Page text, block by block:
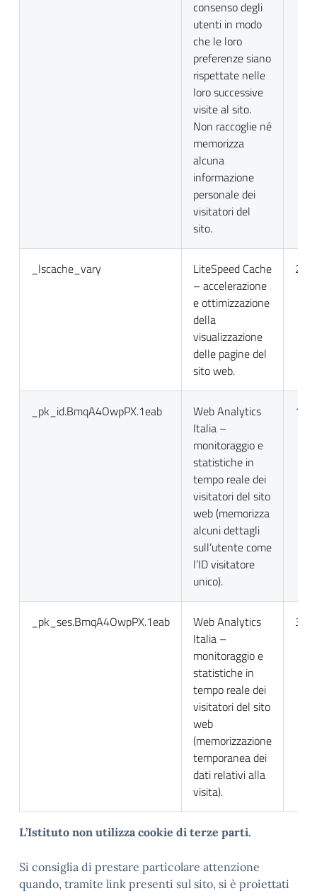
consenso degli
utenti in modo
che le loro
preferenze siano
rispettate nelle
loro successive
visite al sito.
Non raccoglie né
memorizza
alcuna
informazione
personale dei
visitatori del
sito.
_lscache_vary
LiteSpeed Cache
– accelerazione
e ottimizzazione
della
visualizzazione
delle pagine del
sito web.
2
_pk_id.BmqA4OwpPX.1eab
Web Analytics
Italia –
monitoraggio e
statistiche in
tempo reale dei
visitatori del sito
web (memorizza
alcuni dettagli
sull’utente come
l’ID visitatore
unico).
13
_pk_ses.BmqA4OwpPX.1eab
Web Analytics
Italia –
monitoraggio e
statistiche in
tempo reale dei
visitatori del sito
web
(memorizzazione
temporanea dei
dati relativi alla
visita).
30
L’Istituto non utilizza cookie di terze parti.
Si consiglia di prestare particolare attenzione
quando, tramite link presenti sul sito, si è proiettati